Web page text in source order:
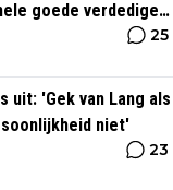
goede verdediger
25
uit: 'Gek van Lang als
niet'
23